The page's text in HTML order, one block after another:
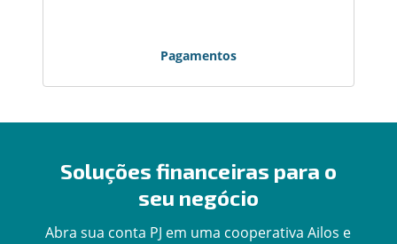
Pagamentos
Soluções financeiras para o
seu negócio
Abra sua conta PJ em uma cooperativa Ailos e